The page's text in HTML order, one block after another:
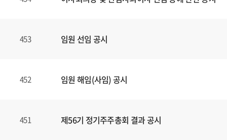
453 임원 선임 공시
452 임원 해임(사임) 공시
451 제56기 정기주주총회 결과 공시